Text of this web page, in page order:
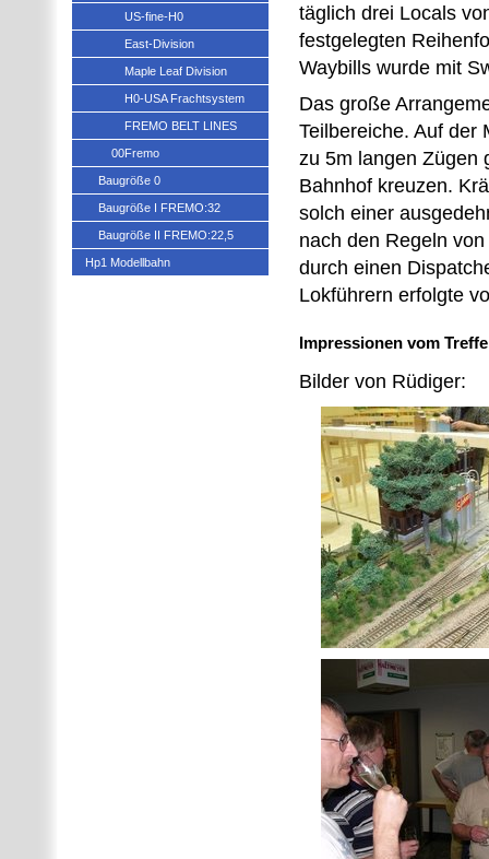
täglich drei Locals
festgelegten
Waybills wurde mit
Das große
Teilbereiche. Auf der
zu 5m langen Zügen
Bahnhof kreuzen.
solch einer
nach den Regeln
durch einen
Lokführern erfolgte
Impressionen vom
Bilder von Rüdiger:
US-fine-H0
East-Division
Maple Leaf Division
H0-USA Frachtsystem
FREMO BELT LINES
00Fremo
Baugröße 0
Baugröße I FREMO:32
Baugröße II FREMO:22,5
Hp1 Modellbahn